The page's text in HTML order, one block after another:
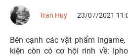
Tran Huy 23/07/2021
Bên cạnh các vật phẩm
kiện còn có cơ hội rinh về: